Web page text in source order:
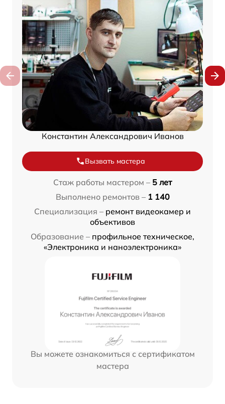
Константин Александрович Иванов
Вызвать мастера
Стаж работы мастером – 5 лет
Выполнено ремонтов – 1 140
Специализация – ремонт видеокамер и
объективов
Образование – профильное техническое,
«Электроника и наноэлектроника»
Вы можете ознакомиться с сертификатом
мастера